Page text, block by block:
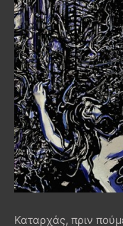
Καταρχάς, πριν